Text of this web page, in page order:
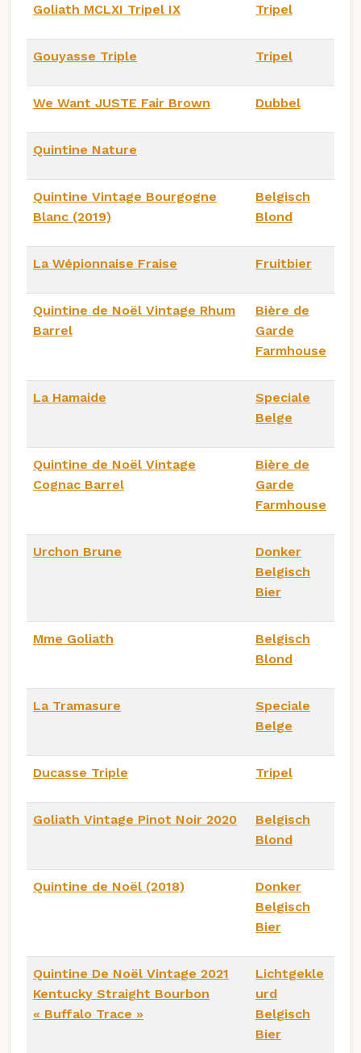
Goliath MCLXI Tripel IX Tripel
Gouyasse Triple Tripel
We Want JUSTE Fair Brown Dubbel
Quintine Nature
Quintine Vintage Bourgogne
Blanc (2019)
Belgisch
Blond
La Wépionnaise Fraise Fruitbier
Quintine de Noël Vintage Rhum
Barrel
Bière de
Garde
Farmhouse
La Hamaide
Speciale
Belge
Quintine de Noël Vintage
Cognac Barrel
Bière de
Garde
Farmhouse
Urchon Brune
Donker
Belgisch
Bier
Mme Goliath
Belgisch
Blond
La Tramasure
Speciale
Belge
Ducasse Triple Tripel
Goliath Vintage Pinot Noir 2020
Belgisch
Blond
Quintine de Noël (2018)
Donker
Belgisch
Bier
Quintine De Noël Vintage 2021
Kentucky Straight Bourbon
« Buffalo Trace »
Lichtgekle
urd
Belgisch
Bier